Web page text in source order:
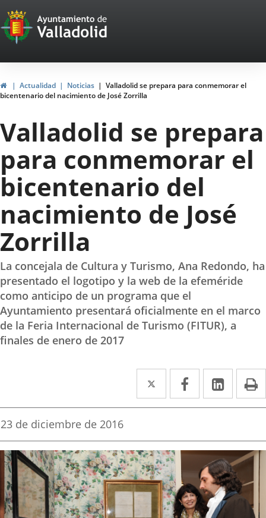
Portal
Web
del
Ayuntamiento
de
Valladolid
InicioActualidad Noticias
Valladolid se prepara para conmemorar el
bicentenario del nacimiento de José Zorrilla
Valladolid se prepara
para conmemorar el
bicentenario del
nacimiento de José
Zorrilla
La concejala de Cultura y Turismo, Ana Redondo, ha
presentado el logotipo y la web de la efeméride
como anticipo de un programa que el
Ayuntamiento presentará oficialmente en el marco
de la Feria Internacional de Turismo (FITUR), a
finales de enero de 2017
Twitter
Enlace
a
aplicación
externa.
Facebook
Enlace
a
aplicación
externa.
Enlace
a
Fecha
la
noticia
23 de diciembre de 2016